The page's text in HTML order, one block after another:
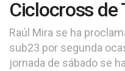
Ciclocross de
Raúl Mira se ha
sub23 por segunda
jornada de sábado se